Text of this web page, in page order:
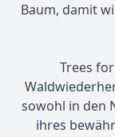
Baum, damit
Trees
sowohl in den
ihres